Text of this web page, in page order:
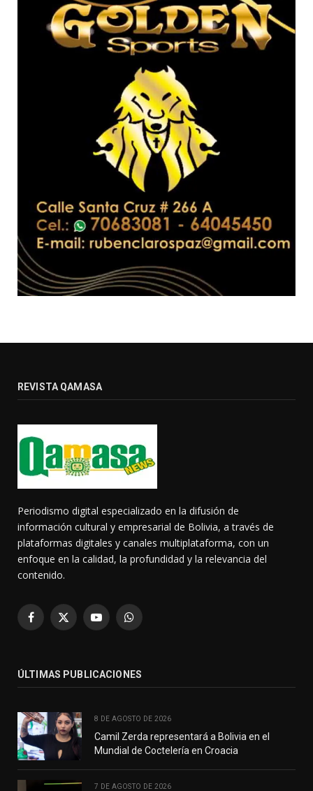
REVISTA QAMASA
Periodismo digital especializado en la difusión de
información cultural y empresarial de Bolivia, a través de
plataformas digitales y canales multiplataforma, con un
enfoque en la calidad, la profundidad y la relevancia del
contenido.
Facebook
X
YouTubeWhatsApp
ÚLTIMAS PUBLICACIONES
8 DE AGOSTO DE 2026
Camil Zerda representará a Bolivia en el
Mundial de Coctelería en Croacia
7 DE AGOSTO DE 2026